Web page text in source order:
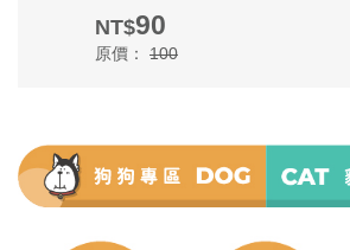
NT$90
原價： 100